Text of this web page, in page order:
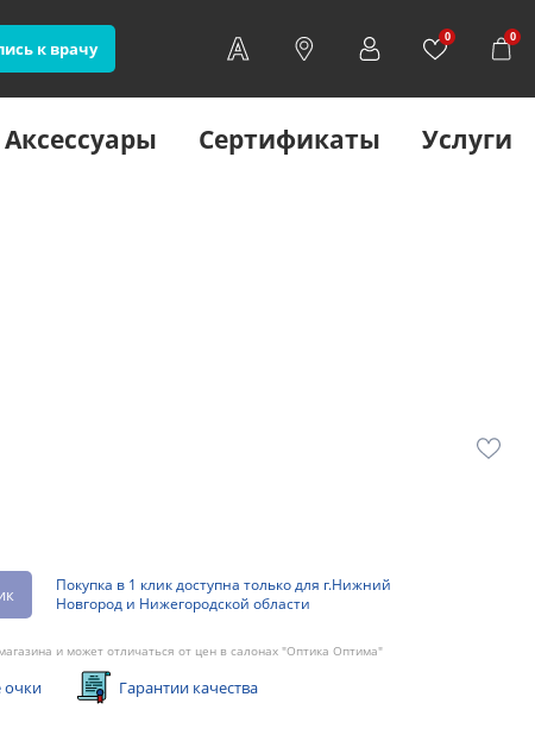
к врачу
0 0
Аксессуары Сертификаты Услуги
Покупка в 1 клик доступна только для г.Нижний
Новгород и Нижегородской области
и может отличаться от цен в салонах "Оптика Оптима"
очки Гарантии качества